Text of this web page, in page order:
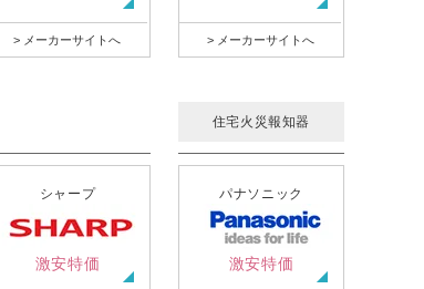
> メーカーサイトへ > メーカーサイトへ
住宅火災報知器
シャープ
激安特価
パナソニック
激安特価